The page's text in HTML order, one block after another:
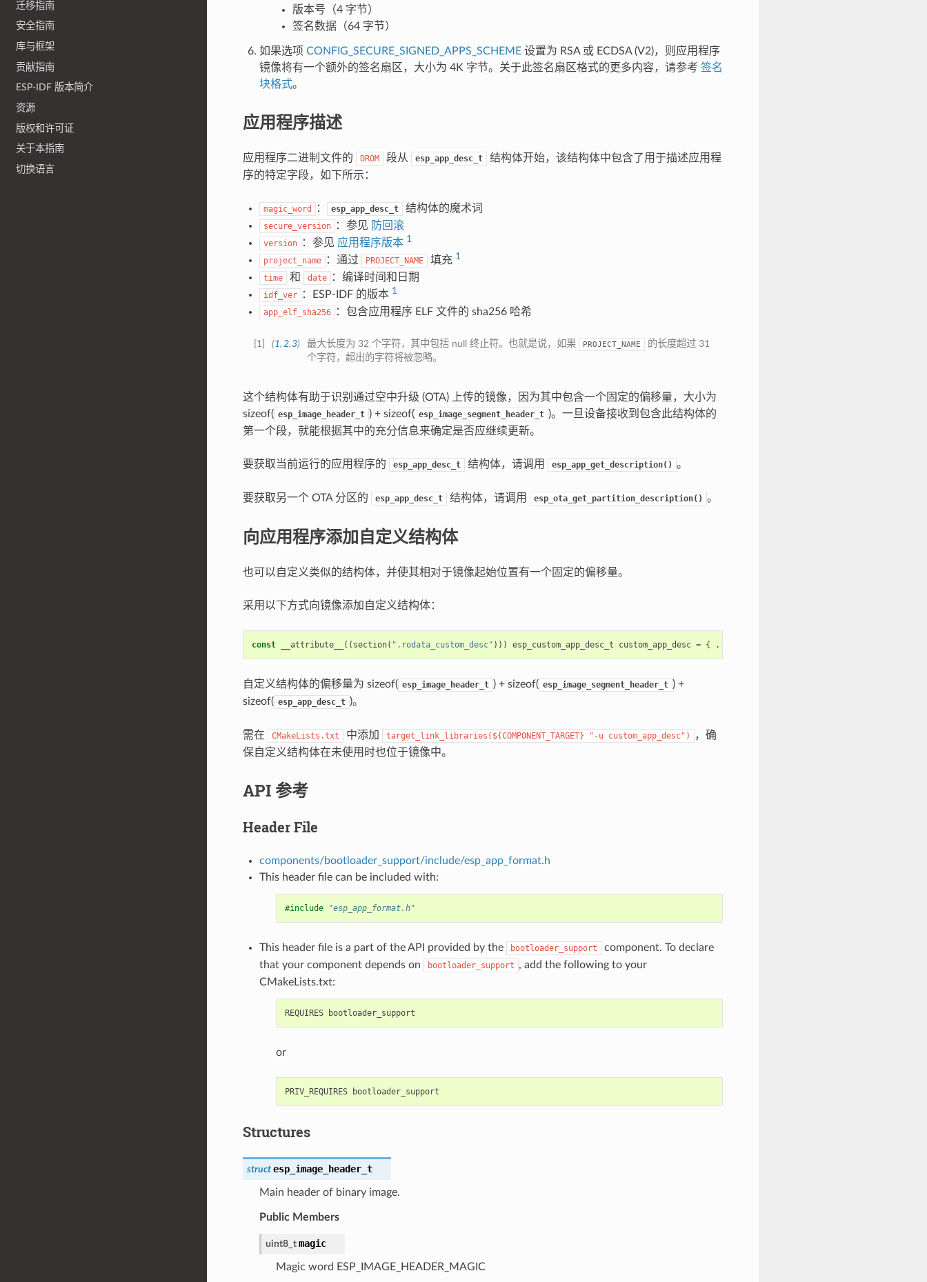
迁移指南
安全指南
库与框架
贡献指南
ESP-IDF 版本简介
资源
版权和许可证
关于本指南
切换语言
版本号（4 字节）
签名数据（64 字节）
如果选项 CONFIG_SECURE_SIGNED_APPS_SCHEME设置为 RSA 或 ECDSA (V2)，则应用程序
镜像将有一个额外的签名扇区，大小为 4K 字节。关于此签名扇区格式的更多内容，请参考 签名
块格式。
应用程序描述
应用程序二进制文件的 DROM 段从 esp_app_desc_t
结构体开始，该结构体中包含了用于描述应用程
序的特定字段，如下所示：
magic_word ： esp_app_desc_t 结构体的魔术词
secure_version ：参见 防回滚
version ：参见 应用程序版本 1
project_name ：通过 PROJECT_NAME 填充 1
time 和 date ：编译时间和日期
idf_ver ：ESP-IDF 的版本 1
app_elf_sha256 ：包含应用程序 ELF 文件的 sha256 哈希
1 (1, 2,3) 最大长度为 32 个字符，其中包括 null 终止符。也就是说，如果 PROJECT_NAME
的长度超过 31
个字符，超出的字符将被忽略。
这个结构体有助于识别通过空中升级 (OTA) 上传的镜像，因为其中包含一个固定的偏移量，大小为
sizeof( esp_image_header_t ) + sizeof( esp_image_segment_header_t )。一旦设备接收到包含此结构体的
第一个段，就能根据其中的充分信息来确定是否应继续更新。
要获取当前运行的应用程序的 esp_app_desc_t 结构体，请调用 esp_app_get_description() 。
要获取另一个 OTA 分区的 esp_app_desc_t 结构体，请调用 esp_ota_get_partition_description() 。
向应用程序添加自定义结构体
也可以自定义类似的结构体，并使其相对于镜像起始位置有一个固定的偏移量。
采用以下方式向镜像添加自定义结构体：
const __attribute__ (( section( ".rodata_custom_desc" ))) esp_custom_app_desc_t custom_app_desc = { ...
自定义结构体的偏移量为 sizeof( esp_image_header_t ) + sizeof( esp_image_segment_header_t ) +
sizeof( esp_app_desc_t )。
需在 CMakeLists.txt 中添加 target_link_libraries(${COMPONENT_TARGET} "-u custom_app_desc")
，确
保自定义结构体在未使用时也位于镜像中。
API 参考
Header File
components/bootloader_support/include/esp_app_format.h
This header file can be included with:
#include "esp_app_format.h"
This header file is a part of the API provided by the bootloader_support
component. To declare
that your component depends on
bootloader_support , add the following to your
CMakeLists.txt:
or
Structures
struct esp_image_header_t
Main header of binary image.
Public Members
uint8_t magic
Magic word ESP_IMAGE_HEADER_MAGIC